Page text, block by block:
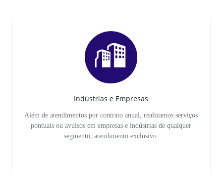
Indústrias e Empresas
Além de atendimentos por contrato anual, realizamos serviços
pontuais ou avulsos em empresas e indústrias de qualquer
segmento, atendimento exclusivo.